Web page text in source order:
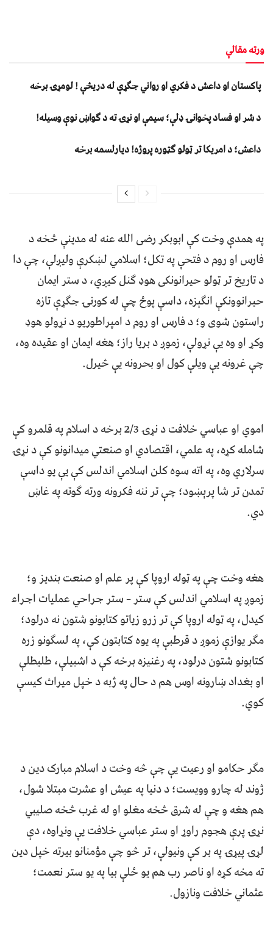
ورته مقالې
پاکستان او داعش د فکري او رواني جګړې له دریڅې ! لومړۍ برخه
د شر او فساد پخوانۍ ډلې؛ سیمې او نړۍ ته د ګواښ نوې وسیله!
داعش؛ د امریکا تر ټولو ګټوره پروژه! دیارلسمه برخه
په همدې وخت کې ابوبکر رضی الله عنه له مدینې څخه د
فارس او روم د فتحې په تکل؛ اسلامي لښکرې ولیږلې، چې دا
د تاریخ تر ټولو حیرانونکی هوډ ګنل کیږي، د ستر ایمان
حیرانوونکې انګېزه، داسې پوځ چې له کورنۍ جګړې تازه
راستون شوی و؛ د فارس او روم د امپراطوریو د نړولو هوډ
وکړ او وه یې نړولې، زموږ د بریا راز؛ هغه ایمان او عقیده وه،
چې غرونه یې ویلې کول او بحرونه یې څیرل.
اموي او عباسي خلافت د نړۍ 2/3 برخه د اسلام په قلمرو کې
شامله کړه، په علمي، اقتصادي او صنعتي میدانونو کې د نړۍ
سرلاري وه، په اته سوه کلن اسلامي اندلس کې یې یو داسې
تمدن تر شا پرېښود؛ چې تر ننه فکرونه ورته ګوته په غاښ
دي.
هغه وخت چې په ټوله اروپا کې پر علم او صنعت بندیز و؛
زموږ په اسلامي اندلس کې ستر – ستر جراحي عملیات اجراء
کیدل، په ټوله اروپا کې تر زرو زیاتو کتابونو شتون نه درلود؛
مګر یوازې زموږ د قرطبې په یوه کتابتون کې، په لسګونو زره
کتابونو شتون درلود، په رغنیزه برخه کې د اشبیلې، طلیطلې
او بغداد ښارونه اوس هم د حال په ژبه د خپل میراث کیسې
کوي.
مګر حکامو او رعیت یې چې څه وخت د اسلام مبارک دین د
ژوند له چارو وویست؛ د دنیا په عیش او عشرت مبتلا شول،
هم هغه و چې له شرق څخه مغلو او له غرب څخه صلیبي
نړۍ پرې هجوم راوړ او ستر عباسي خلافت یې ونړاوه، دې
لړۍ پیړۍ په بر کې ونیولې، تر څو چې مؤمنانو بیرته خپل دین
ته مخه کړه او ناصر رب هم یو ځلې بیا په یو ستر نعمت؛
عثماني خلافت ونازول.